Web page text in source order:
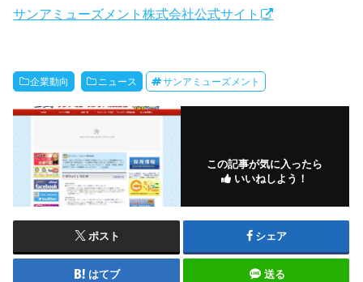
サンアミューズメント株式会社公式サイト
企業動向 ニュース サンアミューズメント
この記事が気に入ったら
いいねしよう！
ポスト シェア
はてブ 送る